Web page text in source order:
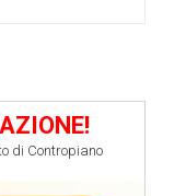
di Contropiano